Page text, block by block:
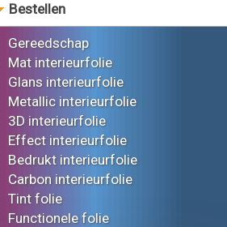
Bestellen
Gereedschap
Mat interieurfolie
Glans interieurfolie
Metallic interieurfolie
3D interieurfolie
Effect interieurfolie
Bedrukt interieurfolie
Carbon interieurfolie
Tint folie
Functionele folie